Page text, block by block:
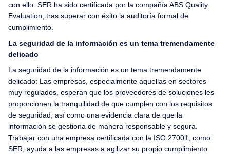
con ello. SER ha sido certificada por la compañía ABS Quality
Evaluation, tras superar con éxito la auditoría formal de
cumplimiento.
La seguridad de la información es un tema tremendamente
delicado
La seguridad de la información es un tema tremendamente
delicado: Las empresas, especialmente aquellas en sectores
muy regulados, esperan que los proveedores de soluciones les
proporcionen la tranquilidad de que cumplen con los requisitos
de seguridad, así como una evidencia clara de que la
información se gestiona de manera responsable y segura.
Trabajar con una empresa certificada con la ISO 27001, como
SER, ayuda a las empresas a agilizar su propio cumplimiento